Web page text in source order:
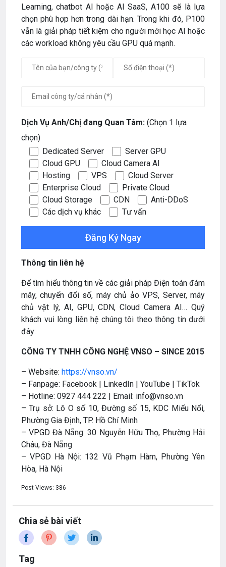
Learning, chatbot AI hoặc AI SaaS, A100 sẽ là lựa
chọn phù hợp hơn trong dài hạn. Trong khi đó, P100
vẫn là giải pháp tiết kiệm cho người mới học AI hoặc
các workload không yêu cầu GPU quá mạnh.
Dịch Vụ Anh/Chị đang Quan Tâm: (Chọn 1 lựa
chọn)
Dedicated Server
Server GPU
Cloud GPU
Cloud Camera AI
Hosting
VPS
Cloud Server
Enterprise Cloud
Private Cloud
Cloud Storage
CDN
Anti-DDoS
Các dịch vụ khác
Tư vấn
Thông tin liên hệ
Để tìm hiểu thông tin về các giải pháp Điện toán đám
mây, chuyển đổi số, máy chủ ảo VPS, Server, máy
chủ vật lý, AI, GPU, CDN, Cloud Camera AI… Quý
khách vui lòng liên hệ chúng tôi theo thông tin dưới
đây:
CÔNG TY TNHH CÔNG NGHỆ VNSO – SINCE 2015
– Website: https://vnso.vn/
– Fanpage: Facebook | LinkedIn | YouTube | TikTok
– Hotline: 0927 444 222 | Email: info@vnso.vn
– Trụ sở: Lô O số 10, Đường số 15, KDC Miếu Nổi,
Phường Gia Định, TP. Hồ Chí Minh
– VPGD Đà Nẵng: 30 Nguyễn Hữu Thọ, Phường Hải
Châu, Đà Nẵng
– VPGD Hà Nội: 132 Vũ Phạm Hàm, Phường Yên
Hòa, Hà Nội
Post Views: 386
Chia sẻ bài viết
Tag